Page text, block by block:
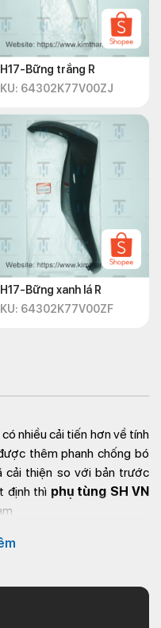
Bững trắng R
64302K77V00ZJ
Bững xanh lá R
64302K77V00ZF
nhiều cải tiến hơn về tính
thêm phanh chống bó
cải thiện so với bản trước
định thì phụ tùng SH VN
các đại lý phụ tùng hoặc
bảo được chất lượng của